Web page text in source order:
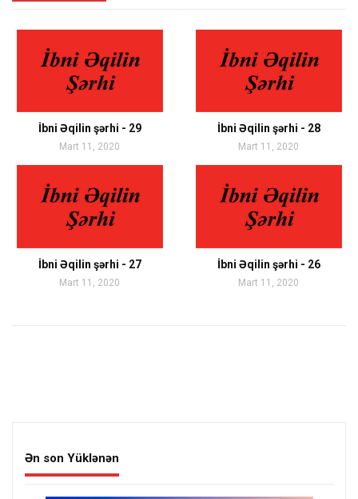
İbni Əqilin şərhi - 29
Mart 11, 2020
İbni Əqilin şərhi - 28
Mart 11, 2020
İbni Əqilin şərhi - 27
Mart 11, 2020
İbni Əqilin şərhi - 26
Mart 11, 2020
Ən son Yüklənən